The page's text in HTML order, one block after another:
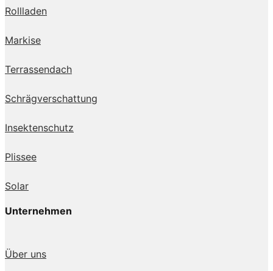
Rollladen
Markise
Terrassendach
Schrägverschattung
Insektenschutz
Plissee
Solar
Unternehmen
Über uns